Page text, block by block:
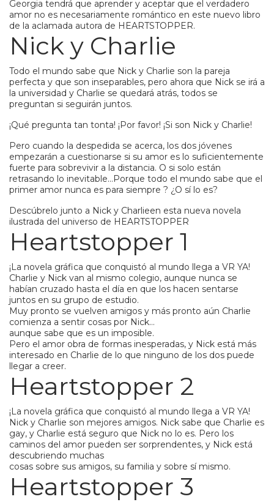
Georgia tendrá que aprender y aceptar que el verdadero
amor no es necesariamente romántico en este nuevo libro
de la aclamada autora de HEARTSTOPPER.
Nick y Charlie
Todo el mundo sabe que Nick y Charlie son la pareja
perfecta y que son inseparables, pero ahora que Nick se irá a
la universidad y Charlie se quedará atrás, todos se
preguntan si seguirán juntos.
¡Qué pregunta tan tonta! ¡Por favor! ¡Si son Nick y Charlie!
Pero cuando la despedida se acerca, los dos jóvenes
empezarán a cuestionarse si su amor es lo suficientemente
fuerte para sobrevivir a la distancia. O si solo están
retrasando lo inevitable…Porque todo el mundo sabe que el
primer amor nunca es para siempre ? ¿O sí lo es?
Descúbrelo junto a Nick y Charlieen esta nueva novela
ilustrada del universo de HEARTSTOPPER
Heartstopper 1
¡La novela gráfica que conquistó al mundo llega a VR YA!
Charlie y Nick van al mismo colegio, aunque nunca se
habían cruzado hasta el día en que los hacen sentarse
juntos en su grupo de estudio.
Muy pronto se vuelven amigos y más pronto aún Charlie
comienza a sentir cosas por Nick…
aunque sabe que es un imposible.
Pero el amor obra de formas inesperadas, y Nick está más
interesado en Charlie de lo que ninguno de los dos puede
llegar a creer.
Heartstopper 2
¡La novela gráfica que conquistó al mundo llega a VR YA!
Nick y Charlie son mejores amigos. Nick sabe que Charlie es
gay, y Charlie está seguro que Nick no lo es. Pero los
caminos del amor pueden ser sorprendentes, y Nick está
descubriendo muchas
cosas sobre sus amigos, su familia y sobre sí mismo.
Heartstopper 3